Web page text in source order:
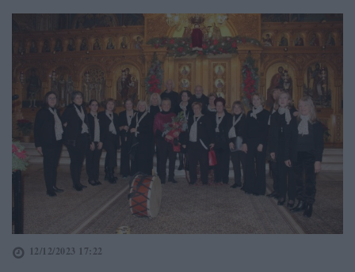
12/12/2023 17:22